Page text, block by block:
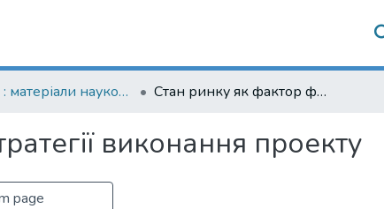
(2020) : матеріали науково-практичної конференції, 16 квітня 2020 року Стан ринку як фактор формування стратегії виконання проекту
виконання проекту
page